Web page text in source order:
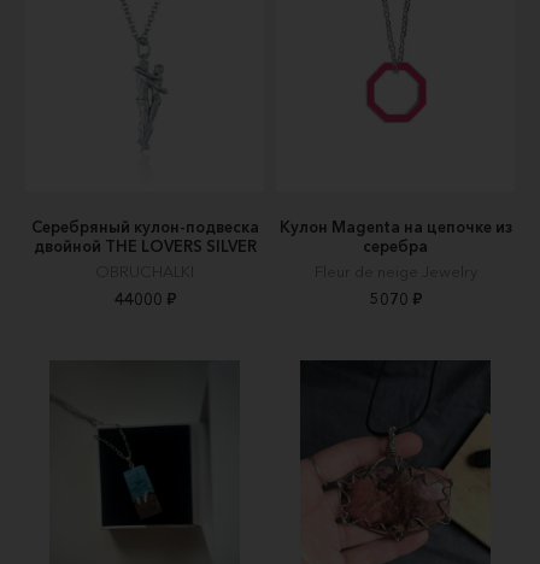
Серебряный кулон-подвеска
двойной THE LOVERS SILVER
OBRUCHALKI
44000 ₽
Кулон Magenta на цепочке из
серебра
Fleur de neige Jewelry
5070 ₽